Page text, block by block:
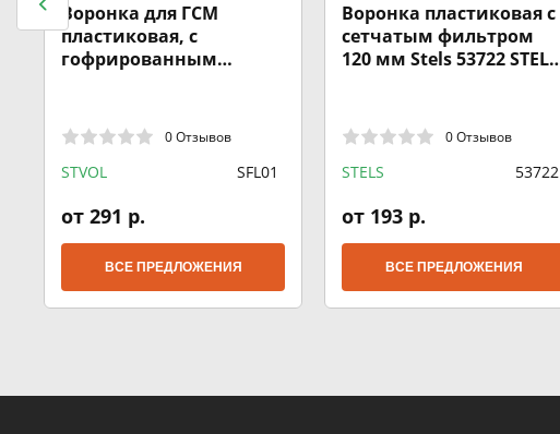
Воронка для ГСМ
пластиковая, с
гофрированным
0 Отзывов
STVOL SFL01
от 291 р.
ВСЕ ПРЕДЛОЖЕНИЯ
Воронка пластиковая с
сетчатым фильтром
120 мм Stels 53722 STELS
0 Отзывов
STELS 53722
от 193 р.
ВСЕ ПРЕДЛОЖЕНИЯ